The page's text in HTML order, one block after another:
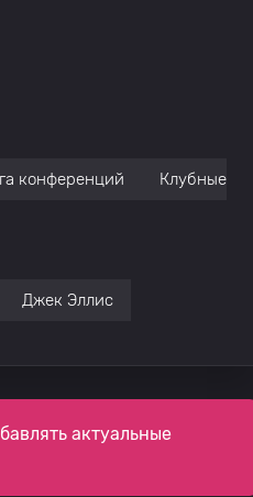
конференций Клубные
Джек Эллис
актуальные